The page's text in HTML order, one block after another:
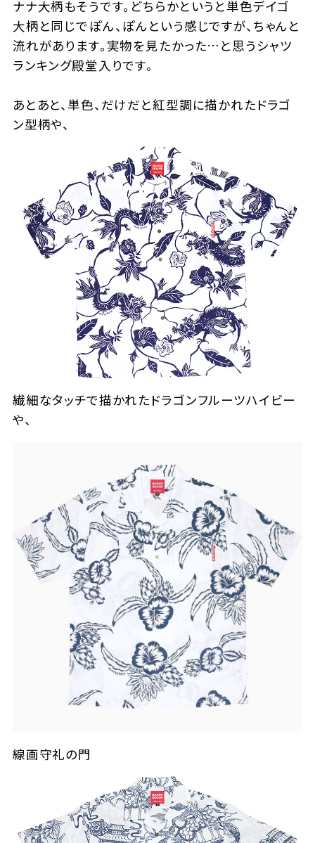
ナナ大柄もそうです。どちらかというと単色デイゴ
大柄と同じでぽん、ぽんという感じですが、ちゃんと
流れがあります。実物を見たかった…と思うシャツ
ランキング殿堂入りです。
あとあと、単色、だけだと紅型調に描かれたドラゴ
ン型柄や、
繊細なタッチで描かれたドラゴンフルーツハイビー
や、
線画守礼の門